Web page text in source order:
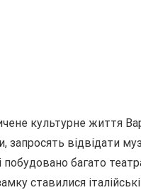
культурне життя
запросять відвідати
побудовано багато
ставилися